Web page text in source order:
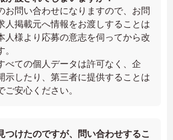
お問い合わせになりますので、お問
人掲載元へ情報をお渡しすることは
人様より応募の意志を伺ってから改
べての個人データは許可なく、企
示したり、第三者に提供することは
安心ください。
つけたのですが、問い合わせするこ